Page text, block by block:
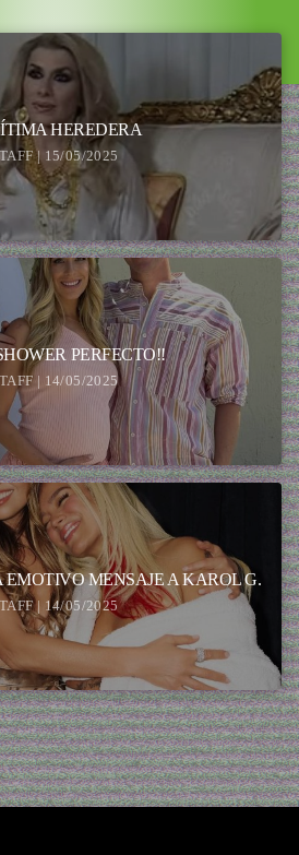
HEREDERA
| 15/05/2025
PERFECTO!!
| 14/05/2025
MENSAJE A KAROL G.
| 14/05/2025